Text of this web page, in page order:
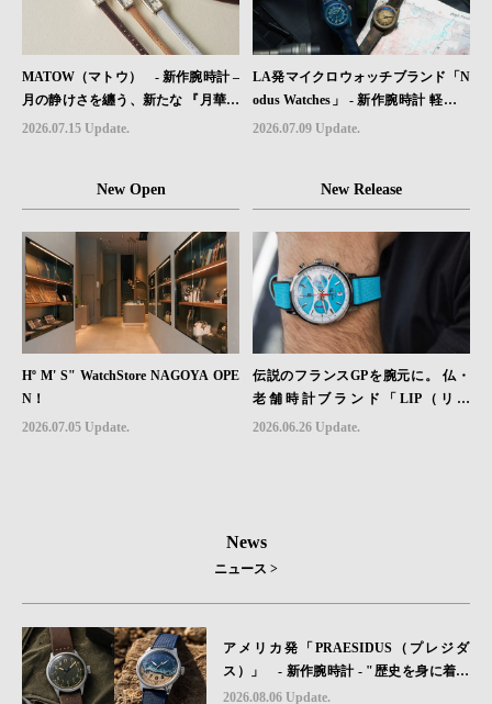
MATOW（マトウ） - 新作腕時計 –
月の静けさを纏う、新たな 『月華』
レザーモデル４型登場。
2026.07.15 Update.
LA発マイクロウォッチブランド「N
odus Watches」 - 新作腕時計 軽さと
堅牢性を両立したフィールドウォッ
2026.07.09 Update.
New Open
Hº M' S" WatchStore NAGOYA OPE
N！
2026.07.05 Update.
New Release
伝説のフランスGPを腕元に。 仏・
老舗時計ブランド「LIP（リッ
プ）」、世界限定1,906本のクロノグ
2026.06.26 Update.
News
ニュース >
アメリカ発「PRAESIDUS（プレジダ
ス）」 - 新作腕時計 - "歴史を身に着け
る“ -戦場を駆け抜けたWillys MBのボンネ
2026.08.06 Update.